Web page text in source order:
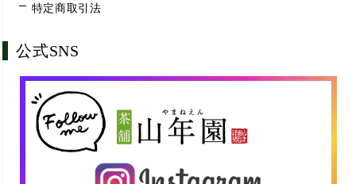
特定商取引法
公式SNS